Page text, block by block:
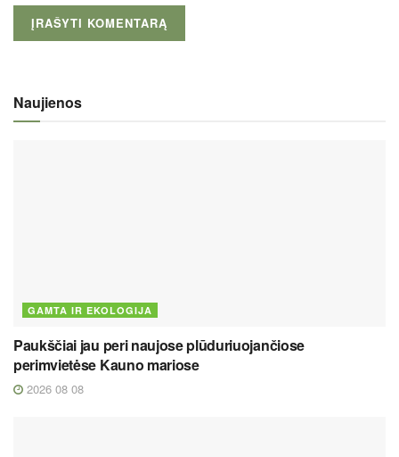
Naujienos
GAMTA IR EKOLOGIJA
Paukščiai jau peri naujose plūduriuojančiose
perimvietėse Kauno mariose
2026 08 08